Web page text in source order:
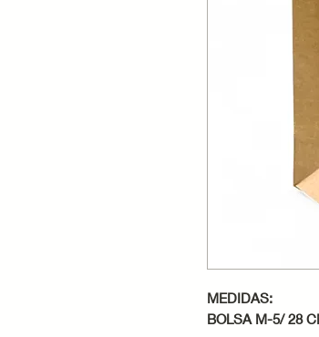
MEDIDAS:
BOLSA M-5/ 28